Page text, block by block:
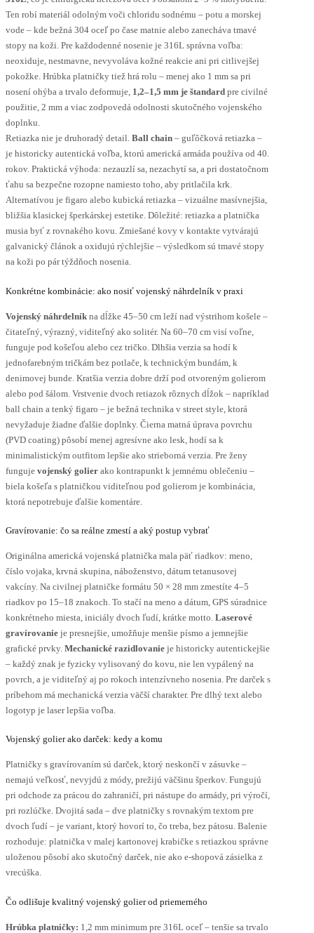
Ten robí materiál odolným voči chloridu sodnému – potu a morskej
vode – kde bežná 304 oceľ po čase matnie alebo zanecháva tmavé
stopy na koži. Pre každodenné nosenie je 316L správna voľba:
neoxiduje, nestmavne, nevyvoláva kožné reakcie ani pri citlivejšej
pokožke. Hrúbka platničky tiež hrá rolu – menej ako 1 mm sa pri
nosení ohýba a trvalo deformuje, 1,2–1,5 mm je štandard pre civilné
použitie, 2 mm a viac zodpovedá odolnosti skutočného vojenského
doplnku.
Retiazka nie je druhoradý detail. Ball chain – guľôčková retiazka –
je historicky autentická voľba, ktorú americká armáda používa od 40.
rokov. Praktická výhoda: nezauzlí sa, nezachytí sa, a pri dostatočnom
ťahu sa bezpečne rozopne namiesto toho, aby pritlačila krk.
Alternatívou je figaro alebo kubická retiazka – vizuálne masívnejšia,
bližšia klasickej šperkárskej estetike. Dôležité: retiazka a platnička
musia byť z rovnakého kovu. Zmiešané kovy v kontakte vytvárajú
galvanický článok a oxidujú rýchlejšie – výsledkom sú tmavé stopy
na koži po pár týždňoch nosenia.
Konkrétne kombinácie: ako nosiť vojenský náhrdelník v praxi
Vojenský náhrdelník na dĺžke 45–50 cm leží nad výstrihom košele –
čitateľný, výrazný, viditeľný ako solitér. Na 60–70 cm visí voľne,
funguje pod košeľou alebo cez tričko. Dlhšia verzia sa hodí k
jednofarebným tričkám bez potlače, k technickým bundám, k
denimovej bunde. Kratšia verzia dobre drží pod otvoreným golierom
alebo pod šálom. Vrstvenie dvoch retiazok rôznych dĺžok – napríklad
ball chain a tenký figaro – je bežná technika v street style, ktorá
nevyžaduje žiadne ďalšie doplnky. Čierna matná úprava povrchu
(PVD coating) pôsobí menej agresívne ako lesk, hodí sa k
minimalistickým outfitom lepšie ako strieborná verzia. Pre ženy
funguje vojenský golier ako kontrapunkt k jemnému oblečeniu –
biela košeľa s platničkou viditeľnou pod golierom je kombinácia,
ktorá nepotrebuje ďalšie komentáre.
Gravírovanie: čo sa reálne zmestí a aký postup vybrať
Originálna americká vojenská platnička mala päť riadkov: meno,
číslo vojaka, krvná skupina, náboženstvo, dátum tetanusovej
vakcíny. Na civilnej platničke formátu 50 × 28 mm zmestíte 4–5
riadkov po 15–18 znakoch. To stačí na meno a dátum, GPS súradnice
konkrétneho miesta, iniciály dvoch ľudí, krátke motto. Laserové
gravírovanie je presnejšie, umožňuje menšie písmo a jemnejšie
grafické prvky. Mechanické razidlovanie je historicky autentickejšie
– každý znak je fyzicky vylisovaný do kovu, nie len vypálený na
povrch, a je viditeľný aj po rokoch intenzívneho nosenia. Pre darček s
príbehom má mechanická verzia väčší charakter. Pre dlhý text alebo
logotyp je laser lepšia voľba.
Vojenský golier ako darček: kedy a komu
Platničky s gravírovaním sú darček, ktorý neskončí v zásuvke –
nemajú veľkosť, nevyjdú z módy, prežijú väčšinu šperkov. Fungujú
pri odchode za prácou do zahraničí, pri nástupe do armády, pri výročí,
pri rozlúčke. Dvojitá sada – dve platničky s rovnakým textom pre
dvoch ľudí – je variant, ktorý hovorí to, čo treba, bez pátosu. Balenie
rozhoduje: platnička v malej kartonovej krabičke s retiazkou správne
uloženou pôsobí ako skutočný darček, nie ako e-shopová zásielka z
vrecúška.
Čo odlišuje kvalitný vojenský golier od priemerného
Hrúbka platničky: 1,2 mm minimum pre 316L oceľ – tenšie sa trvalo